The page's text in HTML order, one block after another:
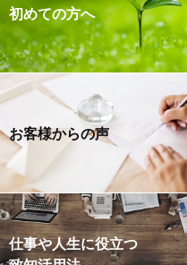
初めての方へ
お客様からの声
仕事や人生に役立つ